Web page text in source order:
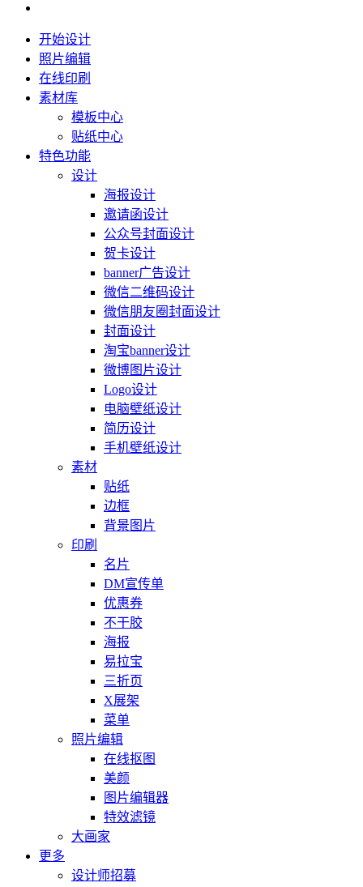
开始设计
照片编辑
在线印刷
素材库
模板中心
贴纸中心
特色功能
设计
海报设计
邀请函设计
公众号封面设计
贺卡设计
banner广告设计
微信二维码设计
微信朋友圈封面设计
封面设计
淘宝banner设计
微博图片设计
Logo设计
电脑壁纸设计
简历设计
手机壁纸设计
素材
贴纸
边框
背景图片
印刷
名片
DM宣传单
优惠券
不干胶
海报
易拉宝
三折页
X展架
菜单
照片编辑
在线抠图
美颜
图片编辑器
特效滤镜
大画家
更多
设计师招募